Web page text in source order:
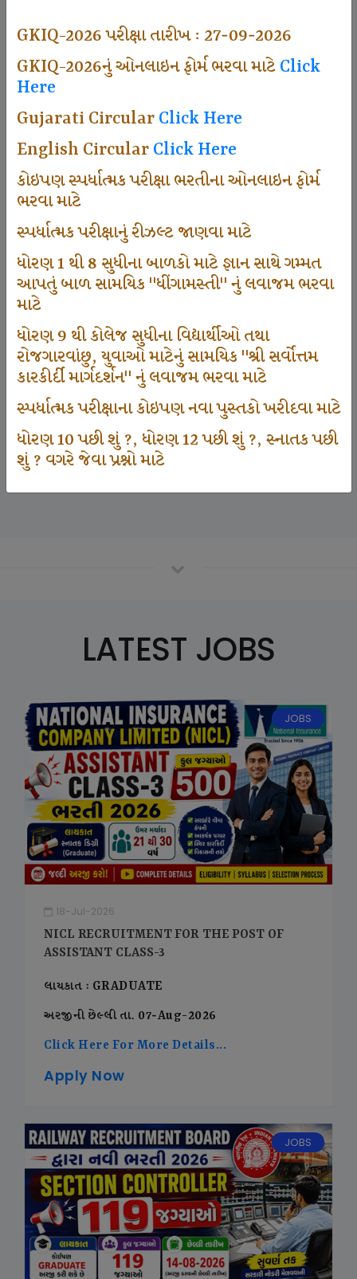
GKIQ-2026 પરીક્ષા તારીખ : 27-09-2026
GKIQ-2026નું ઓનલાઇન ફોર્મ ભરવા માટેClick
Here
Gujarati CircularClick Here
English CircularClick Here
કોઇપણ સ્પર્ધાત્મક પરીક્ષા ભરતીના ઓનલાઇન ફોર્મ
ભરવા માટે
સ્પર્ધાત્મક પરીક્ષાનું રીઝલ્ટ જાણવા માટે
ધોરણ 1 થી 8 સુધીના બાળકો માટે જ્ઞાન સાથે ગમ્મત
આપતું બાળ સામયિક "ધીંગામસ્તી" નું લવાજમ ભરવા
માટે
ધોરણ 9 થી કોલેજ સુધીના વિદ્યાર્થીઓ તથા
રોજગારવાંછુ, યુવાઓ માટેનું સામયિક "શ્રી સર્વોત્તમ
કારકીર્દી માર્ગદર્શન" નું લવાજમ ભરવા માટે
સ્પર્ધાત્મક પરીક્ષાના કોઇપણ નવા પુસ્તકો ખરીદવા માટે
ધોરણ 10 પછી શું ?, ધોરણ 12 પછી શું ?, સ્નાતક પછી
શું ? વગરે જેવા પ્રશ્નો માટે
494
665
Sarvottam Karkirdi Subscripton
1000
Participate School In GKIQ
125000
LATEST JOBS
JOBS
18-Jul-2026
NICL RECRUITMENT FOR THE POST OF
ASSISTANT CLASS-3
લાયકાત : GRADUATE
અરજીની છેલ્લી તા. 07-Aug-2026
Click Here For More Details...
Apply Now
JOBS